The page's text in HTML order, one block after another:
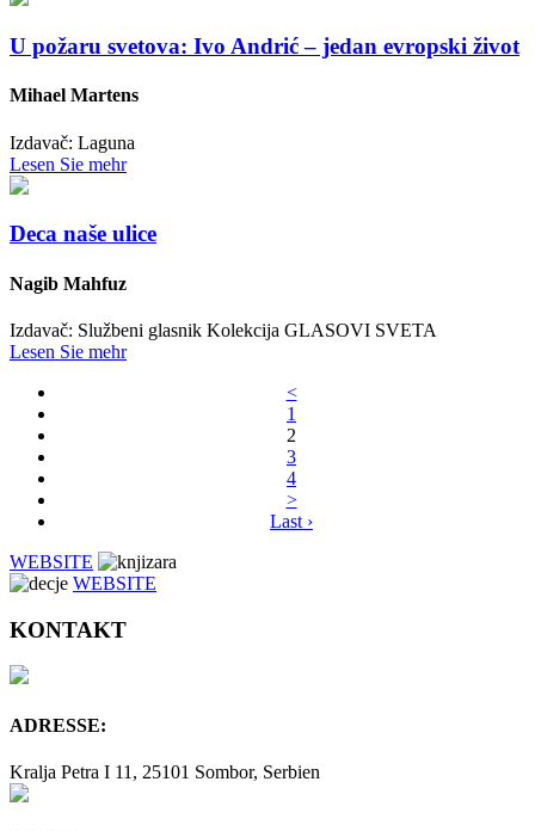
U požaru svetova: Ivo Andrić – jedan evropski život
Mihael Martens
Izdavač: Laguna
Lesen Sie mehr
Deca naše ulice
Nagib Mahfuz
Izdavač: Službeni glasnik Kolekcija GLASOVI SVETA
Lesen Sie mehr
<
1
2
3
4
>
Last ›
WEBSITE
WEBSITE
KONTAKT
ADRESSE:
Kralja Petra I 11, 25101 Sombor, Serbien